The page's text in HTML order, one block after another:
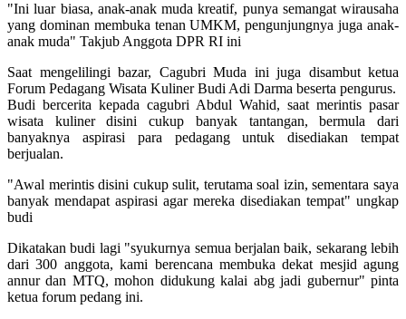
"Ini luar biasa, anak-anak muda kreatif, punya semangat wirausaha
yang dominan membuka tenan UMKM, pengunjungnya juga anak-
anak muda" Takjub Anggota DPR RI ini
Saat mengelilingi bazar, Cagubri Muda ini juga disambut ketua
Forum Pedagang Wisata Kuliner Budi Adi Darma beserta pengurus.
Budi bercerita kepada cagubri Abdul Wahid, saat merintis pasar
wisata kuliner disini cukup banyak tantangan, bermula dari
banyaknya aspirasi para pedagang untuk disediakan tempat
berjualan.
"Awal merintis disini cukup sulit, terutama soal izin, sementara saya
banyak mendapat aspirasi agar mereka disediakan tempat" ungkap
budi
Dikatakan budi lagi "syukurnya semua berjalan baik, sekarang lebih
dari 300 anggota, kami berencana membuka dekat mesjid agung
annur dan MTQ, mohon didukung kalai abg jadi gubernur" pinta
ketua forum pedang ini.